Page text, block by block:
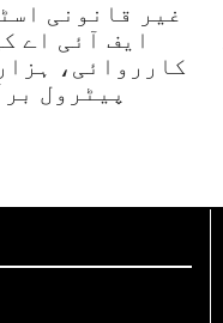
غیر قانونی
ایف آئی اے
کارروائی،
پیٹرول